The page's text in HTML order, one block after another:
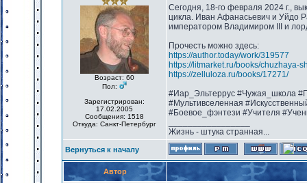
Возраст: 60
Пол:
Зарегистрирован:
17.02.2005
Сообщения: 1518
Откуда: Санкт-Петербург
Сегодня, 18-го февраля 2024 г.,
цикла. Иван Афанасьевич и Уйдо
императором Владимиром III и
Прочесть можно здесь:
https://author.today/work/319577
https://litmarket.ru/books/chuzhaya-
https://zelluloza.ru/books/17271/
#Иар_Эльтеррус #Чужая_школа
#Мультивселенная
#Боевое_фэнтези #Учителя
Жизнь - штука странная...
Вернуться к началу
Автор